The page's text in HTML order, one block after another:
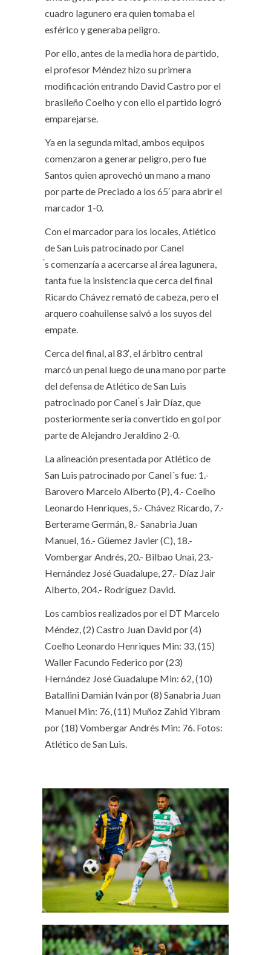
cuadro lagunero era quien tomaba el
esférico y generaba peligro.
Por ello, antes de la media hora de partido,
el profesor Méndez hizo su primera
modificación entrando David Castro por el
brasileño Coelho y con ello el partido logró
emparejarse.
Ya en la segunda mitad, ambos equipos
comenzaron a generar peligro, pero fue
Santos quien aprovechó un mano a mano
por parte de Preciado a los 65′ para abrir el
marcador 1-0.
Con el marcador para los locales, Atlético
de San Luis patrocinado por Canel
́s comenzaría a acercarse al área lagunera,
tanta fue la insistencia que cerca del final
Ricardo Chávez remató de cabeza, pero el
arquero coahuilense salvó a los suyos del
empate.
Cerca del final, al 83′, el árbitro central
marcó un penal luego de una mano por parte
del defensa de Atlético de San Luis
patrocinado por Canel ́s Jair Díaz, que
posteriormente sería convertido en gol por
parte de Alejandro Jeraldino 2-0.
La alineación presentada por Atlético de
San Luis patrocinado por Canel´s fue: 1.-
Barovero Marcelo Alberto (P), 4.- Coelho
Leonardo Henriques, 5.- Chávez Ricardo, 7.-
Berterame Germán, 8.- Sanabria Juan
Manuel, 16.- Güemez Javier (C), 18.-
Vombergar Andrés, 20.- Bilbao Unai, 23.-
Hernández José Guadalupe, 27.- Díaz Jair
Alberto, 204.- Rodríguez David.
Los cambios realizados por el DT Marcelo
Méndez, (2) Castro Juan David por (4)
Coelho Leonardo Henriques Min: 33, (15)
Waller Facundo Federico por (23)
Hernández José Guadalupe Min: 62, (10)
Batallini Damián Iván por (8) Sanabria Juan
Manuel Min: 76, (11) Muñoz Zahid Yibram
por (18) Vombergar Andrés Min: 76. Fotos:
Atlético de San Luis.